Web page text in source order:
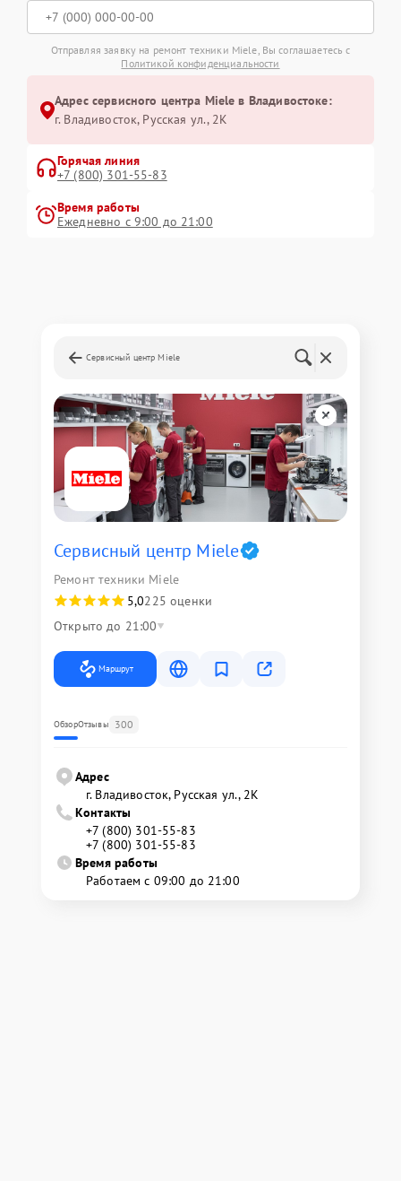
Отправляя заявку на ремонт техники Miele, Вы соглашаетесь с
Политикой конфиденциальности
Адрес сервисного центра Miele в Владивостоке:
г. Владивосток, Русская ул., 2К
Горячая линия
+7 (800) 301-55-83
Время работы
Ежедневно с 9:00 до 21:00
Сервисный центр Miele
Сервисный центр Miele
Ремонт техники Miele
5,0225 оценки
Открыто до 21:00
Маршрут
ОбзорОтзывы 300
Адрес
г. Владивосток, Русская ул., 2К
Контакты
+7 (800) 301-55-83
+7 (800) 301-55-83
Время работы
Работаем с 09:00 до 21:00